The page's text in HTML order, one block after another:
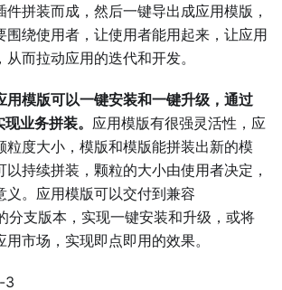
拼装而成，然后一键导出成应用模版，
围绕使用者，让使用者能用起来，让应用
而拉动应用的迭代和开发。
用模版可以一键安装和一键升级，通过
业务拼装。 应用模版有很强灵活性，应
粒度大小，模版和模版能拼装出新的模
以持续拼装，颗粒的大小由使用者决定，
义。应用模版可以交付到兼容
分支版本，实现一键安装和升级，或将
市场，实现即点即用的效果。